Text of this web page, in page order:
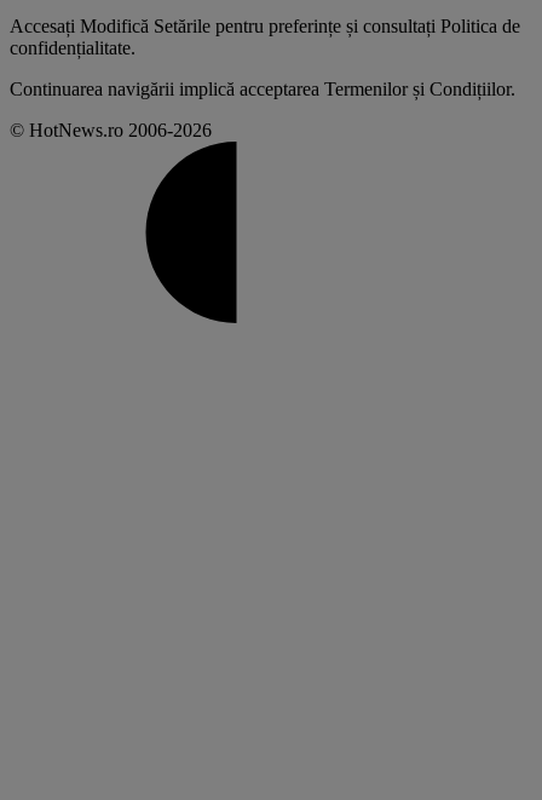
Accesați Modifică Setările pentru preferințe și consultați Politica de
confidențialitate.
Continuarea navigării implică acceptarea Termenilor și Condițiilor.
© HotNews.ro 2006-2026